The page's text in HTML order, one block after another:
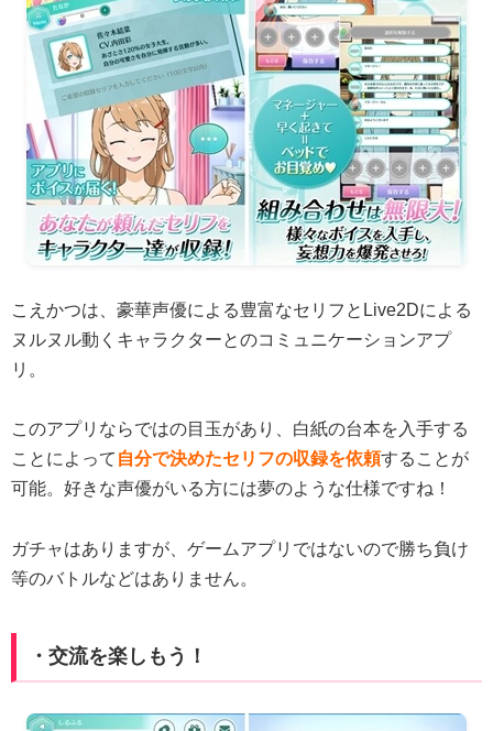
こえかつは、豪華声優による豊富なセリフとLive2Dによる
ヌルヌル動くキャラクターとのコミュニケーションアプ
リ。
このアプリならではの目玉があり、白紙の台本を入手する
ことによって 自分で決めたセリフの収録を依頼することが
可能。好きな声優がいる方には夢のような仕様ですね！
ガチャはありますが、ゲームアプリではないので勝ち負け
等のバトルなどはありません。
・交流を楽しもう！